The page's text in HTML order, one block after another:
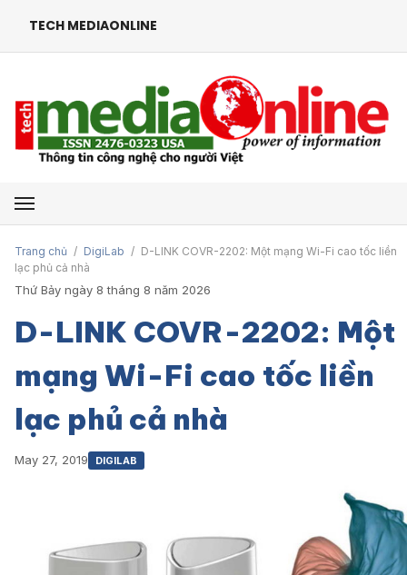
TECH MEDIAONLINE
Mở menu
Trang chủ / DigiLab / D-LINK COVR-2202: Một mạng Wi-Fi cao tốc liền
lạc phủ cả nhà
Thứ Bảy ngày 8 tháng 8 năm 2026
D-LINK COVR-2202: Một
mạng Wi-Fi cao tốc liền
lạc phủ cả nhà
May 27, 2019 DIGILAB